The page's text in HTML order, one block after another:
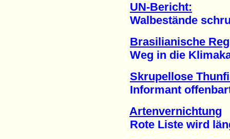
UN-Bericht:
Walbestände
Brasilianische
Weg in die
Skrupellose
Informant
Artenvernichtung
Rote Liste wird